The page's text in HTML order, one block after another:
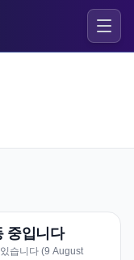
중입니다
습니다 (9 August